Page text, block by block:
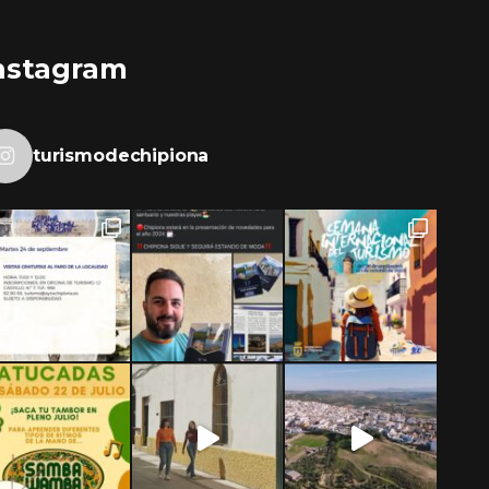
turismodechipiona